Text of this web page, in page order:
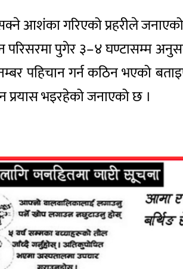
आशंका गरिएको प्रहरीले
पुगेर ३–४ घण्टासम्म
पहिचान गर्न कठिन भएको
प्रयास भइरहेको जनाएको छ ।